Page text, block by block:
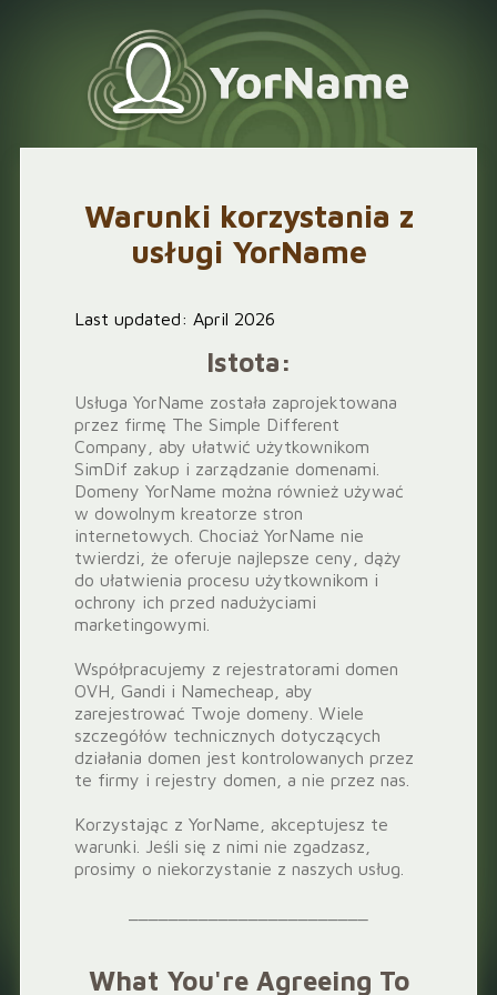
Warunki korzystania z
usługi YorName
Last updated: April 2026
Istota:
Usługa YorName została zaprojektowana
przez firmę The Simple Different
Company, aby ułatwić użytkownikom
SimDif zakup i zarządzanie domenami.
Domeny YorName można również używać
w dowolnym kreatorze stron
internetowych. Chociaż YorName nie
twierdzi, że oferuje najlepsze ceny, dąży
do ułatwienia procesu użytkownikom i
ochrony ich przed nadużyciami
marketingowymi.
Współpracujemy z rejestratorami domen
OVH, Gandi i Namecheap, aby
zarejestrować Twoje domeny. Wiele
szczegółów technicznych dotyczących
działania domen jest kontrolowanych przez
te firmy i rejestry domen, a nie przez nas.
Korzystając z YorName, akceptujesz te
warunki. Jeśli się z nimi nie zgadzasz,
prosimy o niekorzystanie z naszych usług.
What You're Agreeing To